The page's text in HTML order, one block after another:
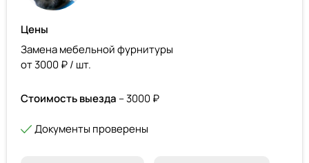
Цены
Замена мебельной фурнитуры
от 3000 ₽ / шт.
Стоимость выезда – 3000 ₽
Документы проверены